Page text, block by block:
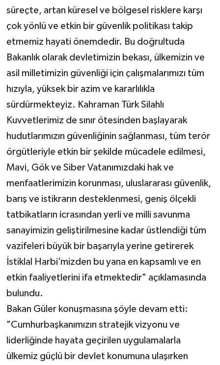
süreçte, artan küresel ve bölgesel risklere karşı
çok yönlü ve etkin bir güvenlik politikası takip
etmemiz hayati önemdedir. Bu doğrultuda
Bakanlık olarak devletimizin bekası, ülkemizin ve
asil milletimizin güvenliği için çalışmalarımızı tüm
hızıyla, yüksek bir azim ve kararlılıkla
sürdürmekteyiz. Kahraman Türk Silahlı
Kuvvetlerimiz de sınır ötesinden başlayarak
hudutlarımızın güvenliğinin sağlanması, tüm terör
örgütleriyle etkin bir şekilde mücadele edilmesi,
Mavi, Gök ve Siber Vatanımızdaki hak ve
menfaatlerimizin korunması, uluslararası güvenlik,
barış ve istikrarın desteklenmesi, geniş ölçekli
tatbikatların icrasından yerli ve milli savunma
sanayimizin geliştirilmesine kadar üstlendiği tüm
vazifeleri büyük bir başarıyla yerine getirerek
İstiklal Harbi’mizden bu yana en kapsamlı ve en
etkin faaliyetlerini ifa etmektedir" açıklamasında
bulundu.
Bakan Güler konuşmasına şöyle devam etti:
"Cumhurbaşkanımızın stratejik vizyonu ve
liderliğinde hayata geçirilen uygulamalarla
ülkemiz güçlü bir devlet konumuna ulaşırken